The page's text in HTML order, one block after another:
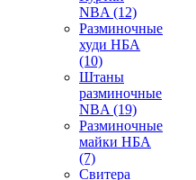
NBA (12)
Разминочные
худи НБА
(10)
Штаны
разминочные
NBA (19)
Разминочные
майки НБА
(7)
Свитера